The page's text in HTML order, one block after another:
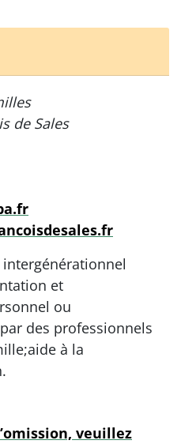
de Sales
et
ou
des professionnels
à la
veuillez